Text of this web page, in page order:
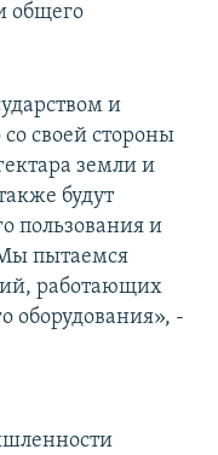
общего
и
своей стороны
земли и
будут
пользования и
пытаемся
работающих
оборудования», -